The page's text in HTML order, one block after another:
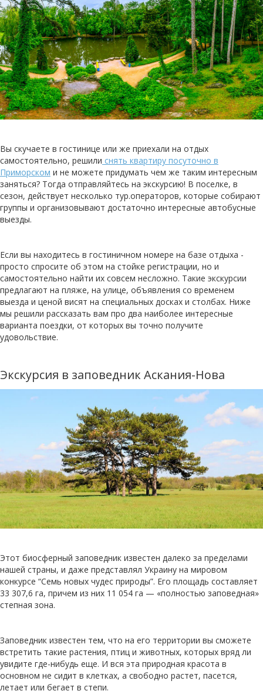
Вы скучаете в гостинице или же приехали на отдых
самостоятельно, решили снять квартиру посуточно в
Приморском и не можете придумать чем же таким интересным
заняться? Тогда отправляйтесь на экскурсию! В поселке, в
сезон, действует несколько тур.операторов, которые собирают
группы и организовывают достаточно интересные автобусные
выезды.
Если вы находитесь в гостиничном номере на базе отдыха -
просто спросите об этом на стойке регистрации, но и
самостоятельно найти их совсем несложно. Такие экскурсии
предлагают на пляже, на улице, объявления со временем
выезда и ценой висят на специальных досках и столбах. Ниже
мы решили рассказать вам про два наиболее интересные
варианта поездки, от которых вы точно получите
удовольствие.
Экскурсия в заповедник Аскания-Нова
Этот биосферный заповедник известен далеко за пределами
нашей страны, и даже представлял Украину на мировом
конкурсе “Семь новых чудес природы”. Его площадь составляет
33 307,6 га, причем из них 11 054 га — «полностью заповедная»
степная зона.
Заповедник известен тем, что на его территории вы сможете
встретить такие растения, птиц и животных, которых вряд ли
увидите где-нибудь еще. И вся эта природная красота в
основном не сидит в клетках, а свободно растет, пасется,
летает или бегает в степи.